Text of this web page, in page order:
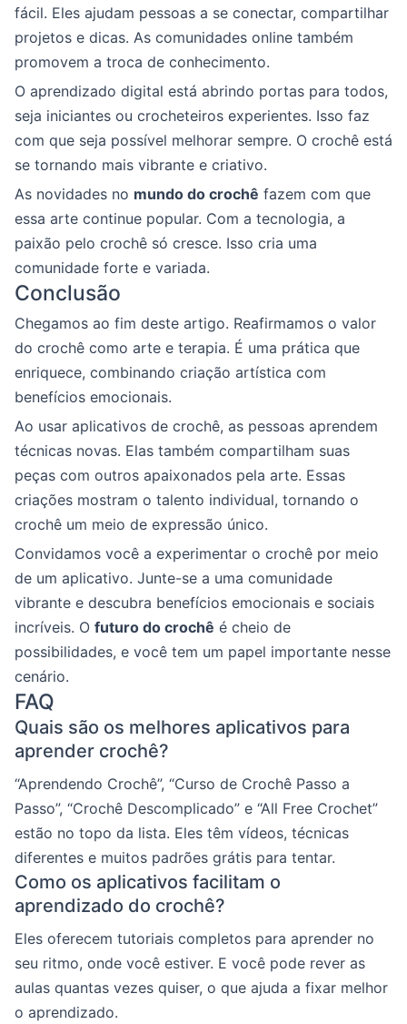
fácil. Eles ajudam pessoas a se conectar, compartilhar
projetos e dicas. As comunidades online também
promovem a troca de conhecimento.
O aprendizado digital está abrindo portas para todos,
seja iniciantes ou crocheteiros experientes. Isso faz
com que seja possível melhorar sempre. O crochê está
se tornando mais vibrante e criativo.
As novidades no mundo do crochê fazem com que
essa arte continue popular. Com a tecnologia, a
paixão pelo crochê só cresce. Isso cria uma
comunidade forte e variada.
Conclusão
Chegamos ao fim deste artigo. Reafirmamos o valor
do crochê como arte e terapia. É uma prática que
enriquece, combinando criação artística com
benefícios emocionais.
Ao usar aplicativos de crochê, as pessoas aprendem
técnicas novas. Elas também compartilham suas
peças com outros apaixonados pela arte. Essas
criações mostram o talento individual, tornando o
crochê um meio de expressão único.
Convidamos você a experimentar o crochê por meio
de um aplicativo. Junte-se a uma comunidade
vibrante e descubra benefícios emocionais e sociais
incríveis. O futuro do crochê é cheio de
possibilidades, e você tem um papel importante nesse
cenário.
FAQ
Quais são os melhores aplicativos para
aprender crochê?
“Aprendendo Crochê”, “Curso de Crochê Passo a
Passo”, “Crochê Descomplicado” e “All Free Crochet”
estão no topo da lista. Eles têm vídeos, técnicas
diferentes e muitos padrões grátis para tentar.
Como os aplicativos facilitam o
aprendizado do crochê?
Eles oferecem tutoriais completos para aprender no
seu ritmo, onde você estiver. E você pode rever as
aulas quantas vezes quiser, o que ajuda a fixar melhor
o aprendizado.